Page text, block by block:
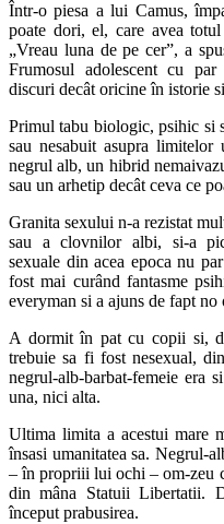
Într-o piesa a lui Camus,
poate dori, el, care avea
„Vreau luna de pe cer”, a
Frumosul adolescent cu
discuri decât oricine în istorie
Primul tabu biologic, psihic si
sau nesabuit asupra
negrul alb, un hibrid
sau un arhetip decât ceva ce
Granita sexului n-a rezistat
sau a clovnilor albi, si-a
sexuale din acea epoca nu
fost mai curând fantasme
everyman si a ajuns de fapt no
A dormit în pat cu copii si,
trebuie sa fi fost nesexual,
negrul-alb-barbat-femeie era
una, nici alta.
Ultima limita a acestui mare
însasi umanitatea sa. Negrul-
– în propriii lui ochi – om-zeu
din mâna Statuii Libertatii.
început prabusirea.